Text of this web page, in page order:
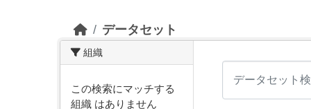
データセット
組織
この検索にマッチする
組織 はありません